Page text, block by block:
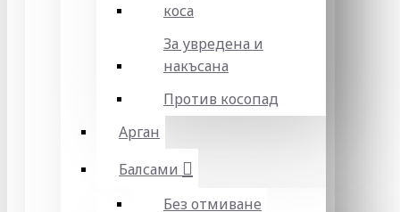
коса
За увредена и
накъсана
Против косопад
Арган
Балсами
Без отмиване